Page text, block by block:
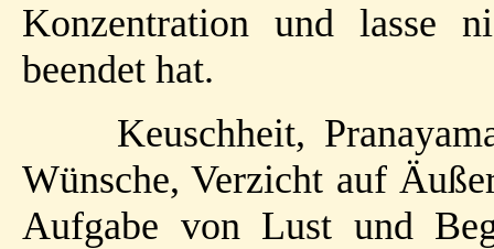
Konzentration und lasse
beendet hat.
Keuschheit,
Wünsche, Verzicht auf
Aufgabe von Lust und